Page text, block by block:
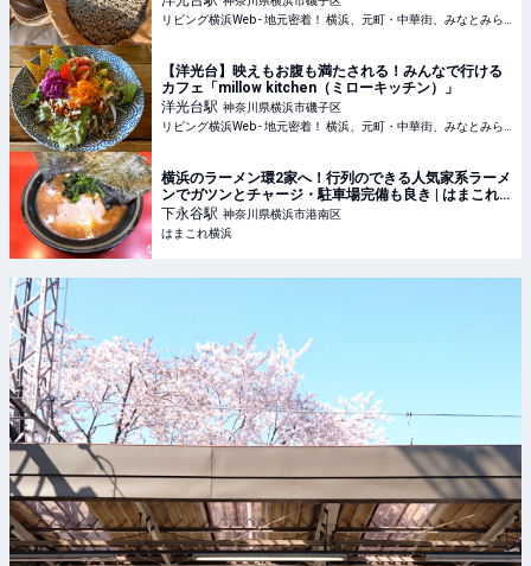
【洋光台】映えもお腹も満たされる！みんなで行ける
カフェ「millow kitchen（ミローキッチン）」
洋光台駅 神奈川県横浜市磯子区
横浜のラーメン環2家へ！行列のできる人気家系ラーメ
ンでガツンとチャージ・駐車場完備も良き | はまこれ
横浜
下永谷駅 神奈川県横浜市港南区
はまこれ横浜